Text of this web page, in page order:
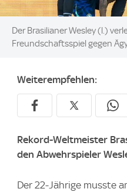
Image:
Der Brasilianer Wesley (l.)
Freundschaftsspiel gegen
Weiterempfehlen:
Rekord-Weltmeister
den Abwehrspieler
Der 22-Jährige musste